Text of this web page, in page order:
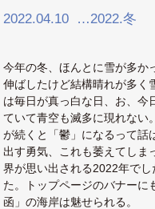
2022.04.10 …2022.冬
今年の冬、ほんとに雪が多か
伸ばしたけど結構晴れが多く
は毎日が真っ白な日、お、今
ていて青空も滅多に現れない
が続くと「鬱」になるって話
出す勇気、これも萎えてし
界が思い出される2022年で
た。トップページのバナーに
函」の海岸は魅せられる。